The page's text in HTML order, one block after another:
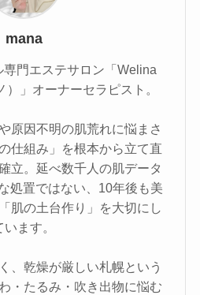
mana
門エステサロン「Welina
」オーナーセラピスト。
原因不明の肌荒れに悩まさ
仕組み」を根本から立て直
立。延べ数千人の肌データ
処置ではない、10年後も美
肌の土台作り」を大切にし
います。
、乾燥が厳しい札幌という
・たるみ・吹き出物に悩む